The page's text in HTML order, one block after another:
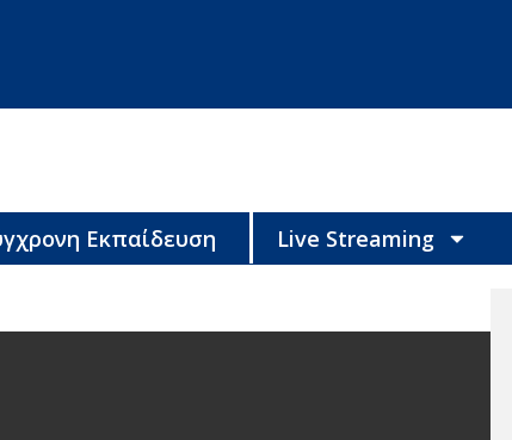
Εκπαίδευση Live Streaming